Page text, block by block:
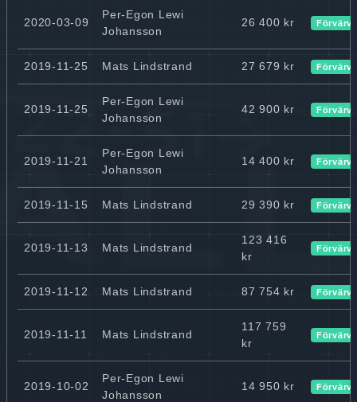
2020-03-09
Per-Egon Lewi
Johansson
26 400 kr Förvärv
2019-11-25 Mats Lindstrand 27 679 kr Förvärv
2019-11-25
Per-Egon Lewi
Johansson
42 900 kr Förvärv
2019-11-21
Per-Egon Lewi
Johansson
14 400 kr Förvärv
2019-11-15 Mats Lindstrand 29 390 kr Förvärv
2019-11-13 Mats Lindstrand
123 416
kr
Förvärv
2019-11-12 Mats Lindstrand 87 754 kr Förvärv
2019-11-11 Mats Lindstrand
117 759
kr
Förvärv
2019-10-02
Per-Egon Lewi
Johansson
14 950 kr Förvärv